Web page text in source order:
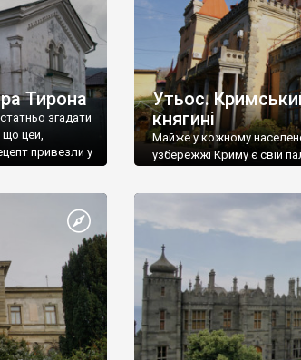
Тирона
згадати
що цей,
привезли у
Утьос.
княгині
Майже у кожному
узбережжі Криму є свій